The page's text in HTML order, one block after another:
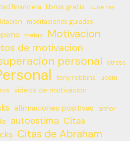
financiera libros gratis louise hay
meditaciones guiadas
metas Motivacion
de motivacion
personal stress
tony robbins
ucdm
videos de motivacion
afirmaciones positivas
amor
autoestima Citas
Citas de Abraham